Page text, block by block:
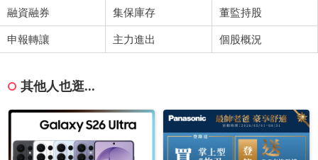
融資融券 集保庫存 董監持股
申報轉讓 主力進出 個股概況
其他人也逛...